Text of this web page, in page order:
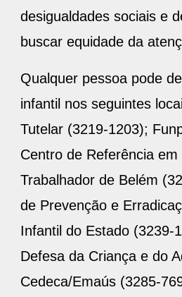
desigualdades sociais e
buscar equidade da
Qualquer pessoa pode
infantil nos seguintes
Tutelar (3219-1203);
Centro de Referência em
Trabalhador de Belém
de Prevenção e
Infantil do Estado (3239-
Defesa da Criança e do
Cedeca/Emaús (3285-